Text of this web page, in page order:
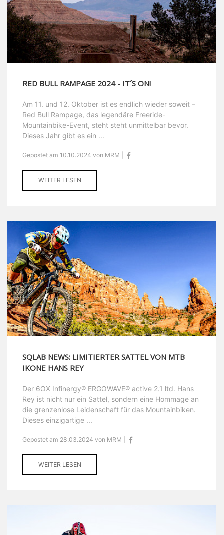
RED BULL RAMPAGE 2024 - IT´S ON!
Am 11. und 12. Oktober ist es endlich wieder soweit –
Red Bull Rampage, das legendäre Freeride-
Mountainbike-Event, steht steht unmittelbar bevor.
Dieses Jahr gibt es ein ...
Gepostet am 10.10.2024 von MRM |
WEITER LESEN
SQLAB NEWS: LIMITIERTER SATTEL VON MTB
IKONE HANS REY
Der 6OX Infinergy® ERGOWAVE® active 2.1 ltd. Hans
Rey ist nicht nur ein Sattel, sondern eine Hommage an
die grenzenlose Leidenschaft für das Mountainbiken.
Dieses einzigartige ...
Gepostet am 28.03.2024 von MRM |
WEITER LESEN